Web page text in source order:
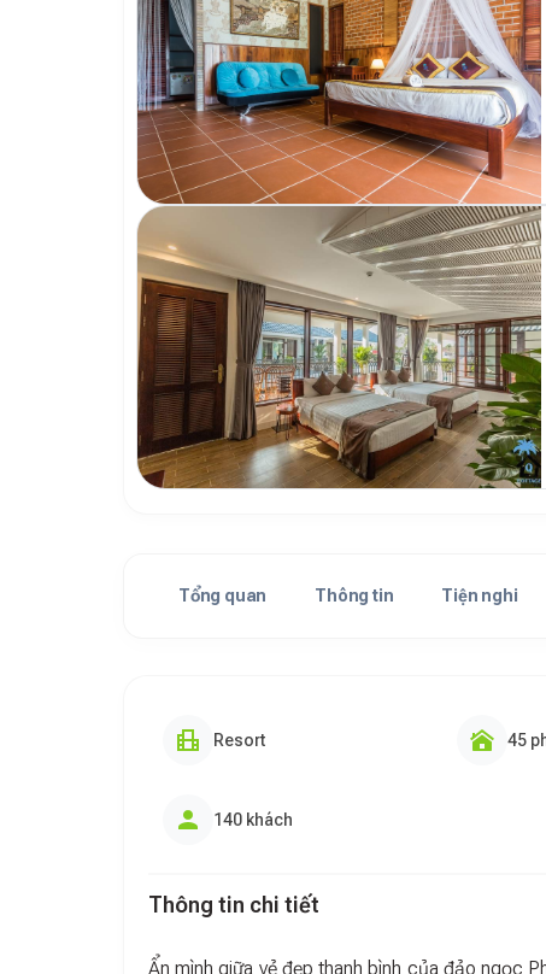
Tổng quan Thông tin Tiện nghi
Resort 45
140 khách
Thông tin chi tiết
Ẩn mình giữa vẻ đẹp thanh bình của đảo ngọc